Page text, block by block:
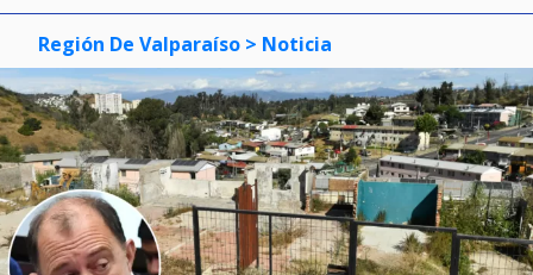
Región De Valparaíso > Noticia